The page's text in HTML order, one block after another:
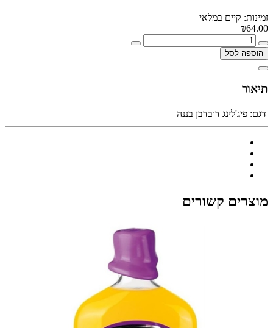
זמינות: קיים במלאי
₪64.00
הוספה לסל
תיאור
דגם: פיג'לינג דובדבן בננה
מוצרים קשורים